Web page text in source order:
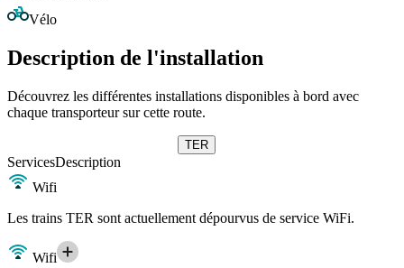
Vélo
Description de l'installation
Découvrez les différentes installations disponibles à bord avec
chaque transporteur sur cette route.
TER
ServicesDescription
Wifi
Les trains TER sont actuellement dépourvus de service WiFi.
Wifi